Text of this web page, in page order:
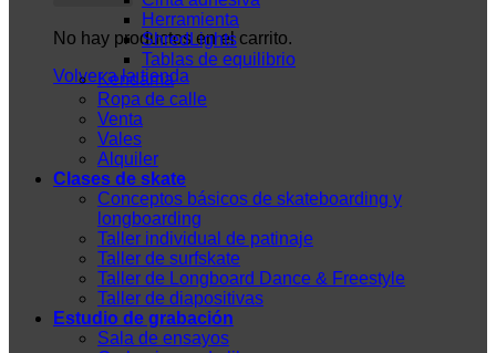
No hay productos en el carrito.
Volver a la tienda
Herramienta
ShredLights
Tablas de equilibrio
Kendama
Ropa de calle
Venta
Vales
Alquiler
Clases de skate
Conceptos básicos de skateboarding y
longboarding
Taller individual de patinaje
Taller de surfskate
Taller de Longboard Dance & Freestyle
Taller de diapositivas
Estudio de grabación
Sala de ensayos